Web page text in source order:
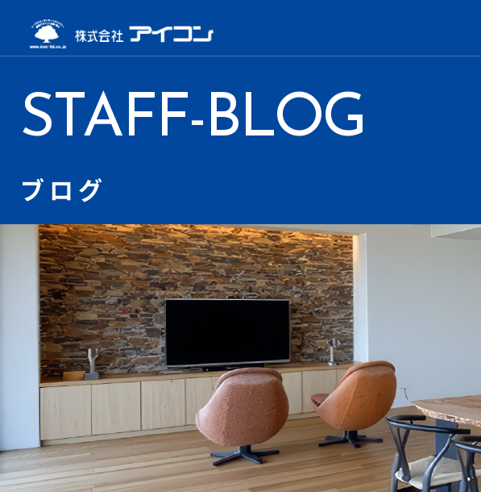
STAFF-BLOG
ブログ